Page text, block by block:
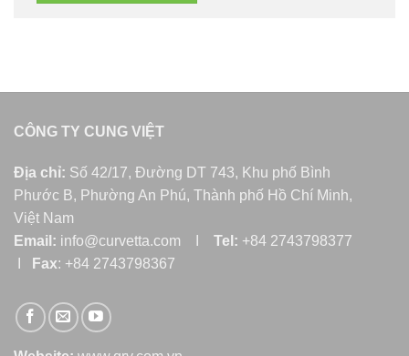
CÔNG TY CUNG VIỆT
Địa chỉ: Số 42/17, Đường DT 743, Khu phố Bình
Phước B, Phường An Phú, Thành phố Hồ Chí Minh,
Việt Nam
Email: info@curvetta.com I Tel: +84 2743798377
Fax: +84 2743798367